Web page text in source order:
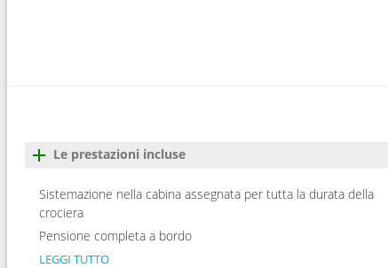
Le prestazioni incluse
Sistemazione nella cabina assegnata per tutta la durata della
crociera
Pensione completa a bordo
LEGGI TUTTO